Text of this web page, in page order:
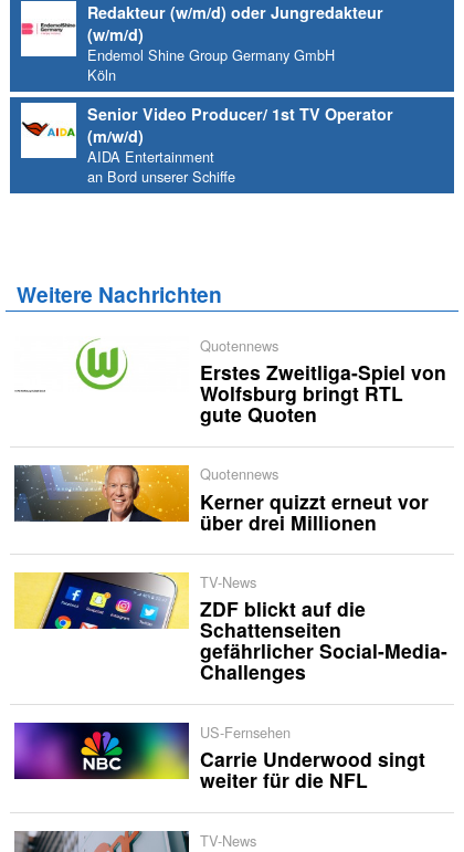
Redakteur (w/m/d) oder Jungredakteur
(w/m/d)
Endemol Shine Group Germany GmbH
Köln
Senior Video Producer/ 1st TV Operator
(m/w/d)
AIDA Entertainment
an Bord unserer Schiffe
Weitere Nachrichten
Quotennews
Erstes Zweitliga-Spiel von
Wolfsburg bringt RTL
gute Quoten
Quotennews
Kerner quizzt erneut vor
über drei Millionen
TV-News
ZDF blickt auf die
Schattenseiten
gefährlicher Social-Media-
Challenges
US-Fernsehen
Carrie Underwood singt
weiter für die NFL
TV-News